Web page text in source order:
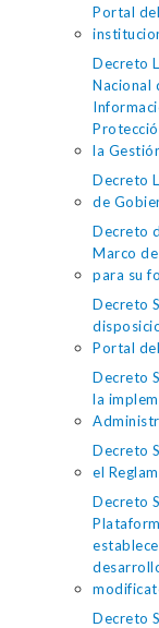
Portal
Decreto
Nacional
la
Decreto
de
Decreto
Marco
para su
Decreto
Portal
Decreto
la
Decreto
el
Decreto
Decreto